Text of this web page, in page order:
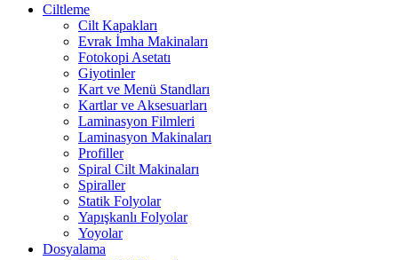
Ciltleme
Cilt Kapakları
Evrak İmha Makinaları
Fotokopi Asetatı
Giyotinler
Kart ve Menü Standları
Kartlar ve Aksesuarları
Laminasyon Filmleri
Laminasyon Makinaları
Profiller
Spiral Cilt Makinaları
Spiraller
Statik Folyolar
Yapışkanlı Folyolar
Yoyolar
Dosyalama